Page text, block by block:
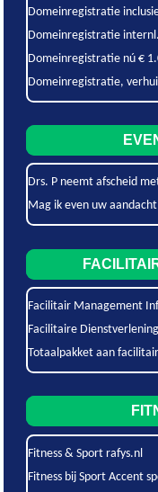
Domeinregistratie
Domeinregistratie
Domeinregistratie nú €
Domeinregistratie,
Drs. P neemt afscheid
Mag ik even uw
Facilitair Management
Facilitaire Dienstverlening
Totaalpakket aan
Fitness & Sport rafys.nl
Fitness bij Sport Accent